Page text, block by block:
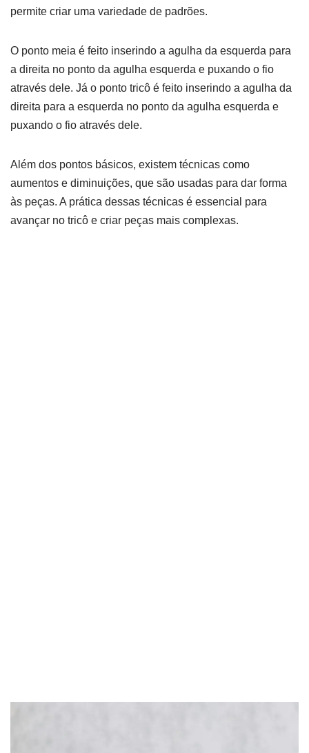
permite criar uma variedade de padrões.
O ponto meia é feito inserindo a agulha da esquerda para
a direita no ponto da agulha esquerda e puxando o fio
através dele. Já o ponto tricô é feito inserindo a agulha da
direita para a esquerda no ponto da agulha esquerda e
puxando o fio através dele.
Além dos pontos básicos, existem técnicas como
aumentos e diminuições, que são usadas para dar forma
às peças. A prática dessas técnicas é essencial para
avançar no tricô e criar peças mais complexas.